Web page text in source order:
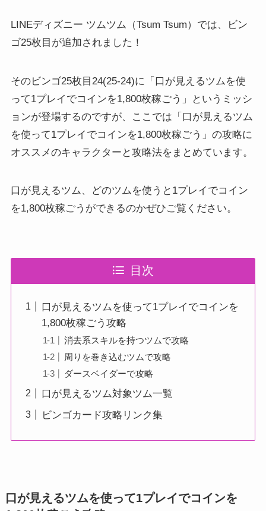
LINEディズニー ツムツム（Tsum Tsum）では、ビン
ゴ25枚目が追加されました！
そのビンゴ25枚目24(25-24)に「口が見えるツムを使
って1プレイでコインを1,800枚稼ごう」というミッシ
ョンが登場するのですが、ここでは「口が見えるツム
を使って1プレイでコインを1,800枚稼ごう」の攻略に
オススメのキャラクターと攻略法をまとめています。
口が見えるツム、どのツムを使うと1プレイでコイン
を1,800枚稼ごうができるのかぜひご覧ください。
目次
口が見えるツムを使って1プレイでコインを
1,800枚稼ごう攻略
消去系スキルを持つツムで攻略
周りを巻き込むツムで攻略
ダースベイダーで攻略
口が見えるツム対象ツム一覧
ビンゴカード攻略リンク集
口が見えるツムを使って1プレイでコインを